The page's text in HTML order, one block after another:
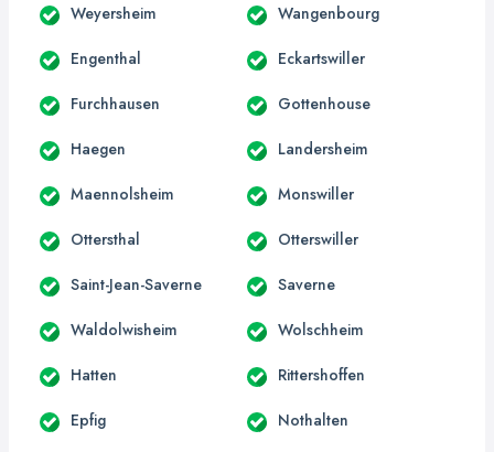
Weyersheim Wangenbourg
Engenthal Eckartswiller
Furchhausen Gottenhouse
Haegen Landersheim
Maennolsheim Monswiller
Ottersthal Otterswiller
Saint-Jean-Saverne Saverne
Waldolwisheim Wolschheim
Hatten Rittershoffen
Epfig Nothalten